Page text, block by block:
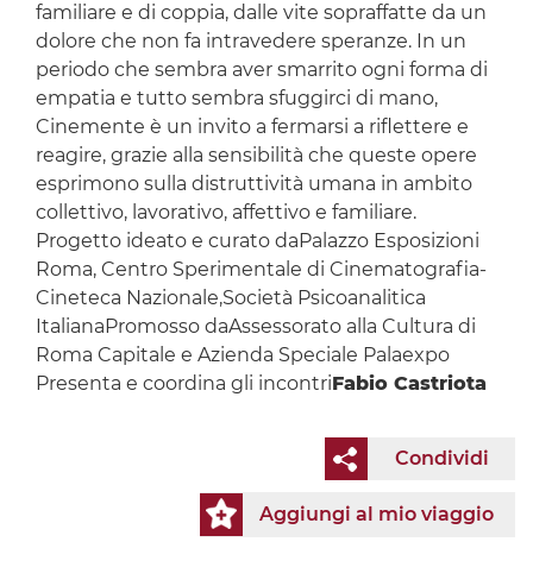
familiare e di coppia, dalle vite sopraffatte da un
dolore che non fa intravedere speranze. In un
periodo che sembra aver smarrito ogni forma di
empatia e tutto sembra sfuggirci di mano,
Cinemente è un invito a fermarsi a riflettere e
reagire, grazie alla sensibilità che queste opere
esprimono sulla distruttività umana in ambito
collettivo, lavorativo, affettivo e familiare.
Progetto ideato e curato daPalazzo Esposizioni
Roma, Centro Sperimentale di Cinematografia-
Cineteca Nazionale,Società Psicoanalitica
ItalianaPromosso daAssessorato alla Cultura di
Roma Capitale e Azienda Speciale Palaexpo
Presenta e coordina gli incontriFabio Castriota
Condividi
Aggiungi al mio viaggio